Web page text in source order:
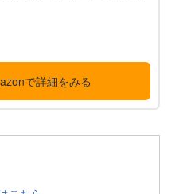
で詳細をみる